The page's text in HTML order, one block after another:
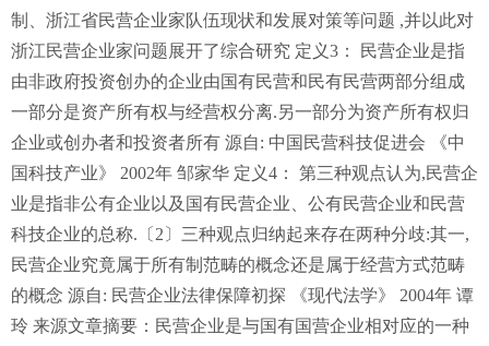
制、浙江省民营企业家队伍现状和发展对策等问题 ,并以此对
浙江民营企业家问题展开了综合研究 定义3： 民营企业是指
由非政府投资创办的企业由国有民营和民有民营两部分组成
一部分是资产所有权与经营权分离.另一部分为资产所有权归
企业或创办者和投资者所有 源自: 中国民营科技促进会 《中
国科技产业》 2002年 邹家华 定义4： 第三种观点认为,民营企
业是指非公有企业以及国有民营企业、公有民营企业和民营
科技企业的总称.〔2〕三种观点归纳起来存在两种分歧:其一,
民营企业究竟属于所有制范畴的概念还是属于经营方式范畴
的概念 源自: 民营企业法律保障初探 《现代法学》 2004年 谭
玲 来源文章摘要：民营企业是与国有国营企业相对应的一种